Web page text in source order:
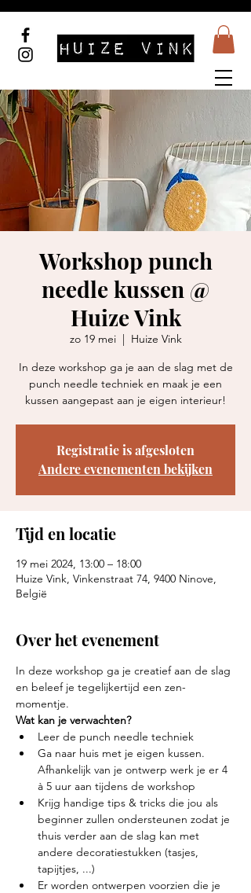
Workshop punch
needle kussen @
Huize Vink
zo 19 mei
  |
Huize Vink
In deze workshop ga je aan de slag met de
punch needle techniek en maak je een
kussen aangepast aan je eigen interieur!
Registratie is afgesloten
Andere evenementen bekijken
Tijd en locatie
19 mei 2024, 13:00 – 18:00
Huize Vink, Vinkenstraat 74, 9400 Ninove,
België
Over het evenement
In deze workshop ga je creatief aan de slag
en beleef je tegelijkertijd een zen-
momentje.
Wat kan je verwachten?
Leer de punch needle techniek
Ga naar huis met je eigen kussen.
Afhankelijk van je ontwerp werk je er 4
à 5 uur aan tijdens de workshop
Krijg handige tips & tricks die jou als
beginner zullen ondersteunen zodat je
thuis verder aan de slag kan met
andere decoratiestukken (tasjes,
tapijtjes, ...)
Er worden ontwerpen voorzien die je